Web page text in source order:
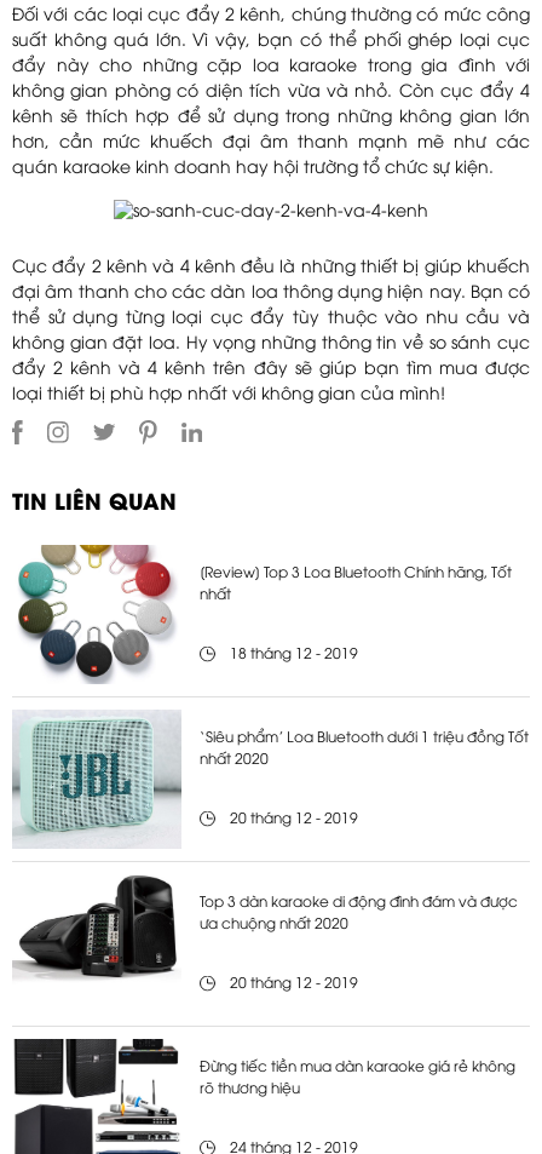
Đối với các loại cục đẩy 2 kênh, chúng thường có mức công
suất không quá lớn. Vì vậy, bạn có thể phối ghép loại cục
đẩy này cho những cặp loa karaoke trong gia đình với
không gian phòng có diện tích vừa và nhỏ. Còn cục đẩy 4
kênh sẽ thích hợp để sử dụng trong những không gian lớn
hơn, cần mức khuếch đại âm thanh mạnh mẽ như các
quán karaoke kinh doanh hay hội trường tổ chức sự kiện.
Cục đẩy 2 kênh và 4 kênh đều là những thiết bị giúp khuếch
đại âm thanh cho các dàn loa thông dụng hiện nay. Bạn có
thể sử dụng từng loại cục đẩy tùy thuộc vào nhu cầu và
không gian đặt loa. Hy vọng những thông tin về so sánh cục
đẩy 2 kênh và 4 kênh trên đây sẽ giúp bạn tìm mua được
loại thiết bị phù hợp nhất với không gian của mình!
TIN LIÊN QUAN
[Review] Top 3 Loa Bluetooth Chính hãng, Tốt
nhất
18 tháng 12 - 2019
‘Siêu phẩm’ Loa Bluetooth dưới 1 triệu đồng Tốt
nhất 2020
20 tháng 12 - 2019
Top 3 dàn karaoke di động đình đám và được
ưa chuộng nhất 2020
20 tháng 12 - 2019
Đừng tiếc tiền mua dàn karaoke giá rẻ không
rõ thương hiệu
24 tháng 12 - 2019